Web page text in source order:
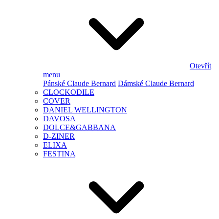
Otevřít
menu
Pánské Claude Bernard Dámské Claude Bernard
CLOCKODILE
COVER
DANIEL WELLINGTON
DAVOSA
DOLCE&GABBANA
D-ZINER
ELIXA
FESTINA